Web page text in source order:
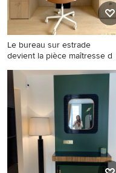
Le bureau sur estrade
devient la pièce maîtresse d
Großes Modernes
Lesezimmer mit beiger
Wandfarbe, hellem
Holzboden, Einbau-
Schreibtisch und beigem
Boden in Lille